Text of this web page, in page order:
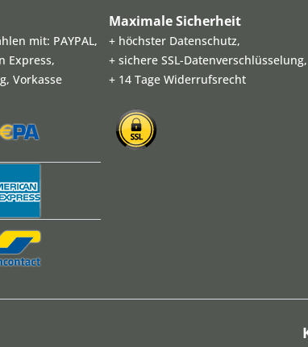
mit: PAYPAL,
Express,
Vorkasse
Maximale Sicherheit
+ höchster Datenschutz,
+ sichere SSL-Datenverschlüsselung,
+ 14 Tage Widerrufsrecht